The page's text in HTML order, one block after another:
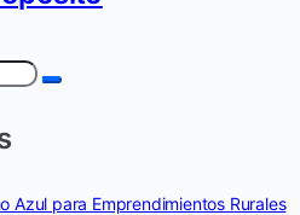
Azul para Emprendimientos Rurales